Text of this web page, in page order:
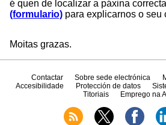
é quen de localizar a páxina
(formulario) para explicarnos o seu
Moitas grazas.
Contactar Sobre sede electrónica
Accesibilidade
Protección de datos
Titoriais
Emprego na